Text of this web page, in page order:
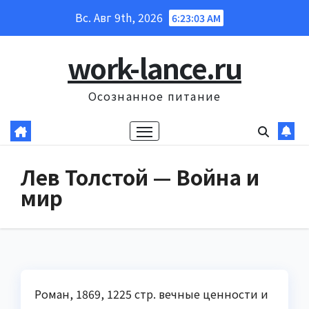
Вс. Авг 9th, 2026 6:23:04 AM
work-lance.ru
Осознанное питание
Лев Толстой — Война и
мир
Роман, 1869, 1225 стр. вечные ценности и